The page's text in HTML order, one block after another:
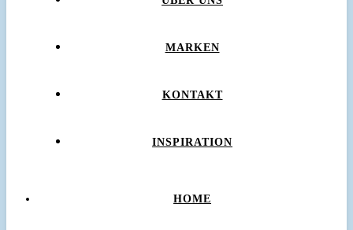
MARKEN
KONTAKT
INSPIRATION
HOME